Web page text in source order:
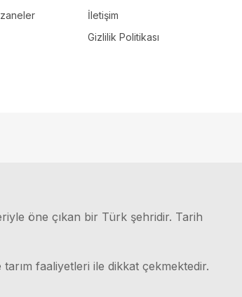
İletişim
Gizlilik Politikası
öne çıkan bir Türk şehridir. Tarih
faaliyetleri ile dikkat çekmektedir.